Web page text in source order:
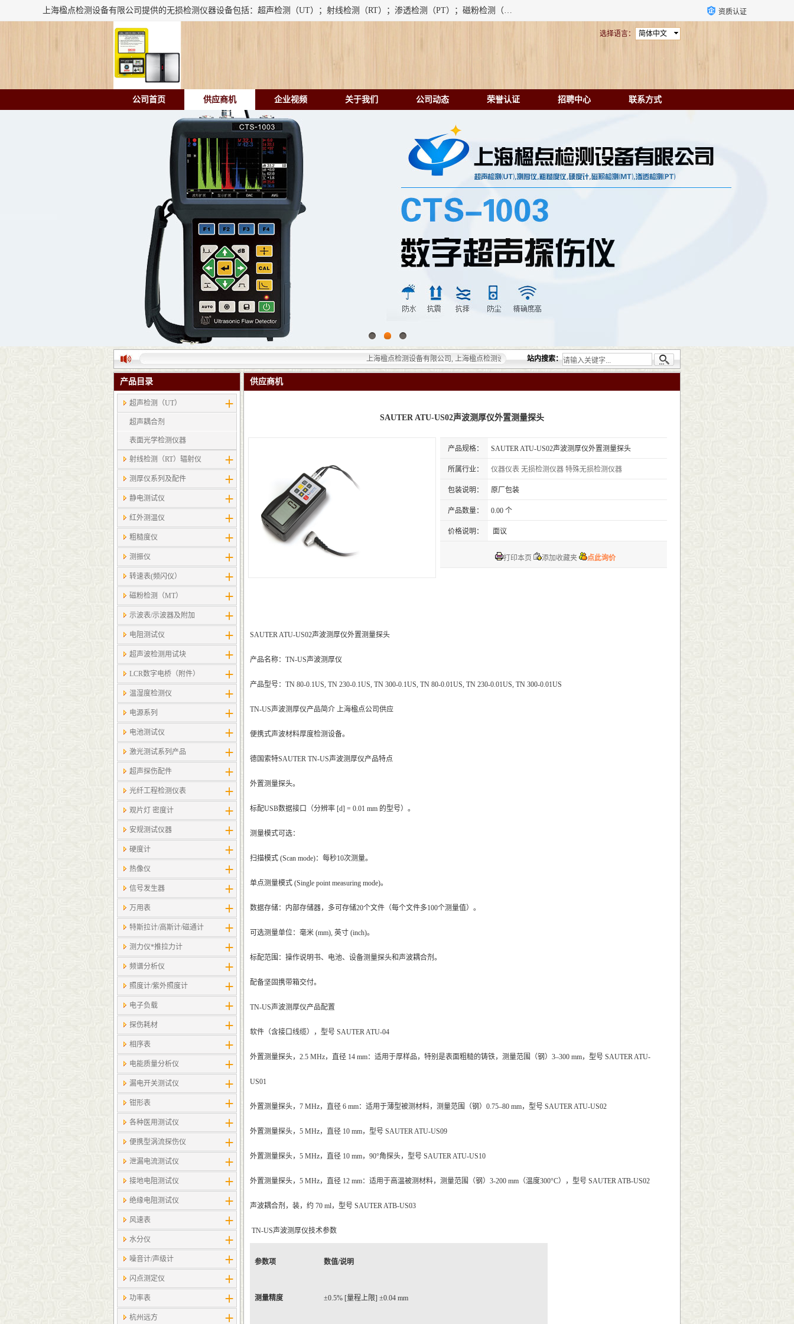
上海楹点检测设备有限公司提供的无损检测仪器设备包括：超声检测（UT）；射线检测（RT）；渗透检测（PT）；磁粉检测（MT）；涡流检测（ET）；化学用品（CH）、超声波相控阵、超声波测厚仪、超声导波、超声TOFD探伤仪、超声波探头、涡流探伤仪、涡流探头、涡流阵列、磁粉探伤机。代理以下品牌：汕超、美国GE(德国KK）、奥林巴斯（Olympus NDT）、美国磁通（Magnaflux）、DAKOTA等； 资质认证
简体中文
选择语言：
公司首页 供应商机 企业视频 关于我们 公司动态 荣誉认证 招聘中心 联系方式
上海楹点检测设备有限公司, 上海楹点检测设备有限公司提供的无损检测仪器设备包括：超声检测（UT）；射线检测（RT）；渗透检测（
站内搜索：
产品目录
超声检测（UT）
超声耦合剂
表面光学检测仪器
射线检测（RT）辐射仪
测厚仪系列及配件
静电测试仪
红外测温仪
粗糙度仪
测振仪
转速表(频闪仪）
磁粉检测（MT）
示波表/示波器及附加
电阻测试仪
超声波检测用试块
LCR数字电桥（附件）
温湿度检测仪
电源系列
电池测试仪
激光测试系列产品
超声探伤配件
光纤工程检测仪表
观片灯 密度计
安规测试仪器
硬度计
热像仪
信号发生器
万用表
特斯拉计/高斯计​/磁通计
测力仪*推拉力计
频谱分析仪
照度计/紫外照度计
电子负载
探伤耗材
相序表
电能质量分析仪
漏电开关测试仪
钳形表
各种医用测试仪
便携型涡流探伤仪
泄漏电流测试仪
接地电阻测试仪
绝缘电阻测试仪
风速表
水分仪
噪音计/声级计
闪点测定仪
功率表
杭州远方
供应商机
SAUTER ATU-US02声波测厚仪外置测量探头
产品规格： SAUTER ATU-US02声波测厚仪外置测量探头
所属行业： 仪器仪表 无损检测仪器 特殊无损检测仪器
包装说明： 原厂包装
产品数量： 0.00 个
价格说明： 面议
打印本页 添加收藏夹 点此询价
SAUTER ATU-US02声波测厚仪外置测量探头
产品名称：TN-US声波测厚仪
产品型号：TN 80-0.1US, TN 230-0.1US, TN 300-0.1US, TN 80-0.01US, TN 230-0.01US, TN 300-0.01US
TN-US声波测厚仪产品简介 上海楹点公司供应
便携式声波材料厚度检测设备。
德国索特SAUTER TN-US声波测厚仪产品特点
外置测量探头。
标配USB数据接口（分辨率 [d] = 0.01 mm 的型号）。
测量模式可选：
扫描模式 (Scan mode)：每秒10次测量。
单点测量模式 (Single point measuring mode)。
数据存储：内部存储器，多可存储20个文件（每个文件多100个测量值）。
可选测量单位：毫米 (mm), 英寸 (inch)。
标配范围：操作说明书、电池、设备测量探头和声波耦合剂。
配备坚固携带箱交付。
TN-US声波测厚仪产品配置
软件（含接口线缆），型号 SAUTER ATU-04
外置测量探头，2.5 MHz，直径 14 mm：适用于厚样品，特别是表面粗糙的铸铁，测量范围（钢）3–300 mm，型号 SAUTER ATU-
US01
外置测量探头，7 MHz，直径 6 mm：适用于薄型被测材料，测量范围（钢）0.75–80 mm，型号 SAUTER ATU-US02
外置测量探头，5 MHz，直径 10 mm，型号 SAUTER ATU-US09
外置测量探头，5 MHz，直径 10 mm，90°角探头，型号 SAUTER ATU-US10
外置测量探头，5 MHz，直径 12 mm：适用于高温被测材料，测量范围（钢）3-200 mm（温度300°C），型号 SAUTER ATB-US02
声波耦合剂，装，约 70 ml，型号 SAUTER ATB-US03
TN-US声波测厚仪技术参数
参数项 数值/说明
测量精度 ±0.5% [量程上限] ±0.04 mm